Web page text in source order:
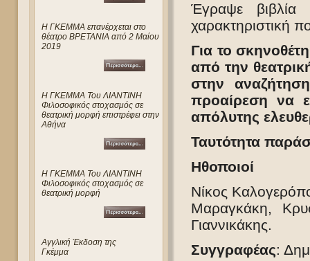
Η ΓΚΕΜΜΑ επανέρχεται στο
θέατρο ΒΡΕΤΑΝΙΑ από 2 Μαίου
2019
Η ΓΚΕΜΜΑ Του ΛΙΑΝΤΙΝΗ
Φιλοσοφικός στοχασμός σε
θεατρική μορφή επιστρέφει στην
Αθήνα
Η ΓΚΕΜΜΑ Του ΛΙΑΝΤΙΝΗ
Φιλοσοφικός στοχασμός σε
θεατρική μορφή
Αγγλική Έκδοση της
Γκέμμα
Έγραψε βιβλία
χαρακτηριστική
Για το
από την
στην
προαίρεση να
απόλυτης
Ταυτότητα
Ηθοποιοί
Νίκος
Μαραγκάκη,
Γιαννικάκης.
Συγγραφέας: